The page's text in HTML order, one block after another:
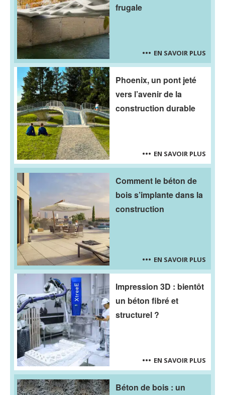
frugale
EN SAVOIR PLUS
Phoenix, un pont jeté
vers l’avenir de la
construction durable
EN SAVOIR PLUS
Comment le béton de
bois s’implante dans la
construction
EN SAVOIR PLUS
Impression 3D : bientôt
un béton fibré et
structurel ?
EN SAVOIR PLUS
Béton de bois : un